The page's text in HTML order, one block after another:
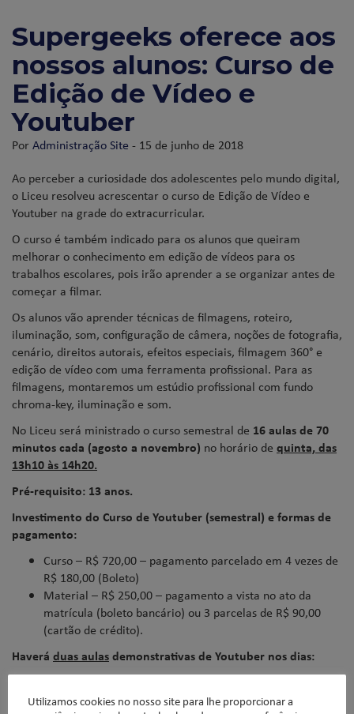
Supergeeks oferece aos
nossos alunos: Curso de
Edição de Vídeo e
Youtuber
PorAdministração Site - 15 de junho de 2018
Ao perceber a curiosidade dos adolescentes pelo mundo digital,
o Liceu resolveu acrescentar o curso de Edição de Vídeo e
Youtuber na grade do extracurricular.
O curso é também indicado para os alunos que queiram
melhorar o conhecimento em edição de vídeos para os
trabalhos escolares, pois irão aprender a se organizar antes de
começar a filmar.
Os alunos vão aprender técnicas de filmagens, roteiro,
iluminação, som, configuração de câmera, noções de fotografia,
cenário, direitos autorais, efeitos especiais, filmagem 360° e
edição de vídeo com uma ferramenta profissional. Para as
filmagens, montaremos um estúdio profissional com fundo
chroma-key, iluminação e som.
No Liceu será ministrado o curso semestral de 16 aulas de 70
minutos cada (agosto a novembro) no horário de quinta, das
13h10 às 14h20.
Pré-requisito: 13 anos.
Investimento do Curso de Youtuber (semestral) e formas de
pagamento:
Curso – R$ 720,00 – pagamento parcelado em 4 vezes de
R$ 180,00 (Boleto)
Material – R$ 250,00 – pagamento a vista no ato da
matrícula (boleto bancário) ou 3 parcelas de R$ 90,00
(cartão de crédito).
Haverá duas aulasdemonstrativas de Youtuber nos dias:
Dia 25/junho (2ª feira),das 13h10 às 14h20
Utilizamos cookies no nosso site para lhe proporcionar a